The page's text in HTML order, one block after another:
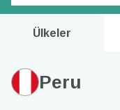
Ülkeler
Peru